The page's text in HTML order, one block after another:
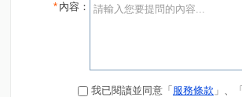
* 內容：
我已閱讀並同意「 服務條款 」、「